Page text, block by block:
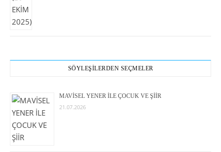
SÖYLEŞİLERDEN SEÇMELER
MAVİSEL YENER İLE ÇOCUK VE ŞİİR
21.07.2026